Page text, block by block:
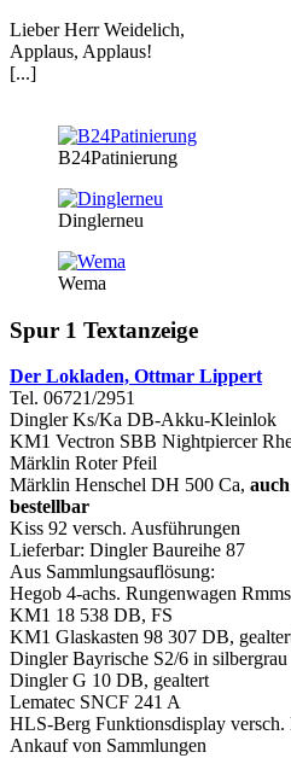
Lieber Herr Weidelich,
Applaus, Applaus!
[...]
B24Patinierung
Dinglerneu
Wema
Spur 1 Textanzeige
Der Lokladen, Ottmar Lippert
Tel. 06721/2951
Dingler Ks/Ka DB-Akku-Kleinlok
KM1 Vectron SBB Nightpiercer
Märklin Roter Pfeil
Märklin Henschel DH 500 Ca,
bestellbar
Kiss 92 versch. Ausführungen
Lieferbar: Dingler Baureihe 87
Aus Sammlungsauflösung:
Hegob 4-achs. Rungenwagen
KM1 18 538 DB, FS
KM1 Glaskasten 98 307 DB,
Dingler Bayrische S2/6 in silbergrau
Dingler G 10 DB, gealtert
Lematec SNCF 241 A
HLS-Berg Funktionsdisplay versch.
Ankauf von Sammlungen